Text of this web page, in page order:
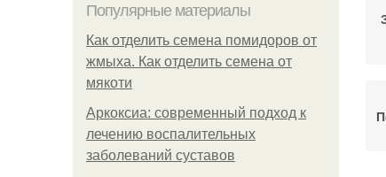
Популярные материалы
Как отделить семена помидоров от
жмыха. Как отделить семена от
мякоти
Аркоксиа: современный подход к
лечению воспалительных
заболеваний суставов